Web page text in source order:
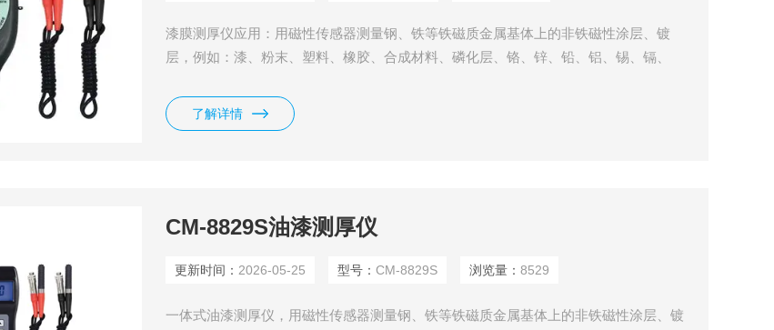
漆膜测厚仪应用：用磁性传感器测量钢、铁等铁磁质金属基体上的非铁磁性涂层、镀
层，例如：漆、粉末、塑料、橡胶、合成材料、磷化层、铬、锌、铅、铝、锡、镉、
漆、塑料层等。广泛用于制造业、金属加工业、化工业、商检等检测领域。
了解详情
CM-8829S油漆测厚仪
更新时间： 2026-05-25 型号：CM-8829S 浏览量：8529
一体式油漆测厚仪，用磁性传感器测量钢、铁等铁磁质金属基体上的非铁磁性涂层、镀